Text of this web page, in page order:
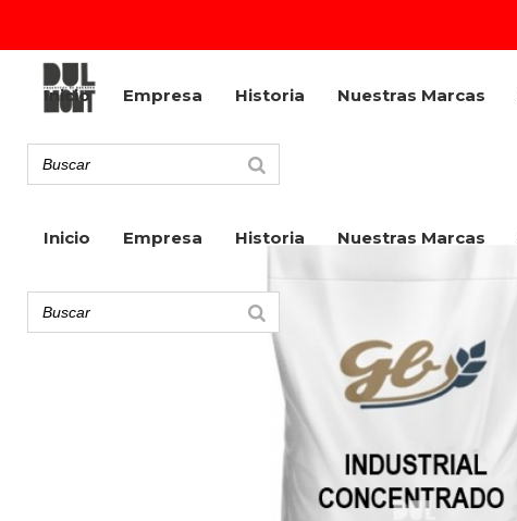
Inicio Empresa Historia Nuestras Marcas
Inicio Empresa Historia Nuestras Marcas